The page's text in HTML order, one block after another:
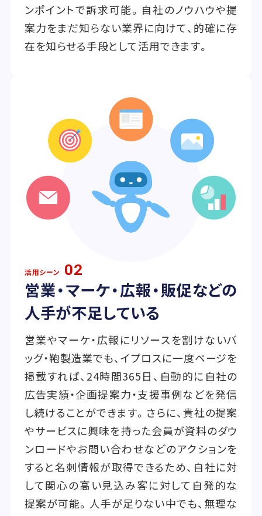
ンポイントで訴求可能。自社のノウハウや提
案力をまだ知らない業界に向けて、的確に存
在を知らせる手段として活用できます。
活用シーン 02
営業・マーケ・広報・販促などの
人手が不足している
営業やマーケ・広報にリソースを割けないバ
ッグ・鞄製造業でも、イプロスに一度ページを
掲載すれば、24時間365日、自動的に自社の
広告実績・企画提案力・支援事例などを発信
し続けることができます。さらに、貴社の提案
やサービスに興味を持った会員が資料のダウ
ンロードやお問い合わせなどのアクションを
すると名刺情報が取得できるため、自社に対
して関心の高い見込み客に対して自発的な
提案が可能。人手が足りない中でも、無理な